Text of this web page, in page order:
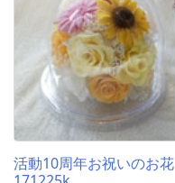
活動10周年お祝いのお花